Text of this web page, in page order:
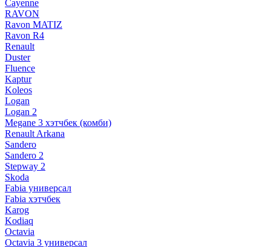
Cayenne
RAVON
Ravon MATIZ
Ravon R4
Renault
Duster
Fluence
Kaptur
Koleos
Logan
Logan 2
Megane 3 хэтчбек (комби)
Renault Arkana
Sandero
Sandero 2
Stepway 2
Skoda
Fabia универсал
Fabia хэтчбек
Karog
Kodiaq
Octavia
Octavia 3 универсал